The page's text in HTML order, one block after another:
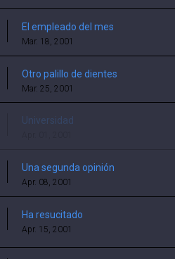
El empleado del mes
Mar. 18, 2001
Otro palillo de dientes
Mar. 25, 2001
Universidad
Una segunda opinión
Apr. 08, 2001
Ha resucitado
Apr. 15, 2001